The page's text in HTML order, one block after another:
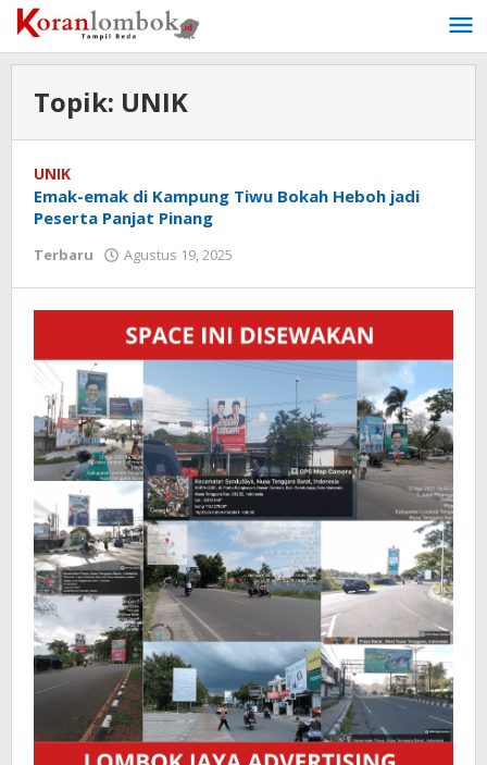
Lewati
ke
konten
Topik: UNIK
UNIK
Emak-emak di Kampung Tiwu Bokah Heboh jadi
Peserta Panjat Pinang
Terbaru Agustus 19, 2025